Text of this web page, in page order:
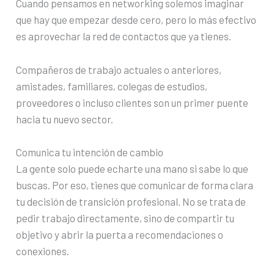
Cuando pensamos en networking solemos imaginar
que hay que empezar desde cero, pero lo más efectivo
es aprovechar la red de contactos que ya tienes.
Compañeros de trabajo actuales o anteriores,
amistades, familiares, colegas de estudios,
proveedores o incluso clientes son un primer puente
hacia tu nuevo sector.
Comunica tu intención de cambio
La gente solo puede echarte una mano si sabe lo que
buscas. Por eso, tienes que comunicar de forma clara
tu decisión de transición profesional. No se trata de
pedir trabajo directamente, sino de compartir tu
objetivo y abrir la puerta a recomendaciones o
conexiones.